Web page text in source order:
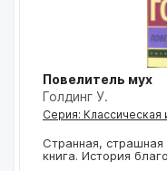
Повелитель мух
Голдинг У.
Серия: Классическая
Странная, страшная
книга. История